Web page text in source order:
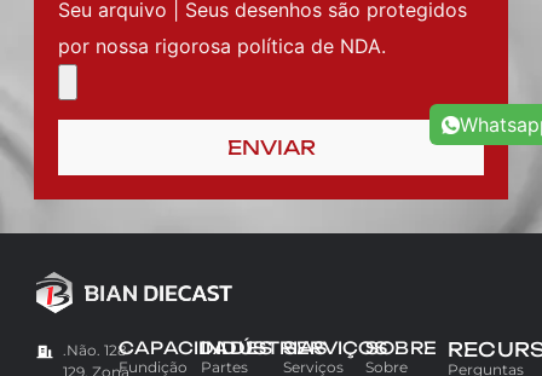
Seu arquivo | Seus desenhos são protegidos
por nossa rigorosa política de NDA.
ENVIAR
.Não. 128-
129, Zona
CAPACIDADES
Fundição
INDÚSTRIAS
Partes
SERVIÇOS
Serviços
SOBRE
Sobre
Perguntas